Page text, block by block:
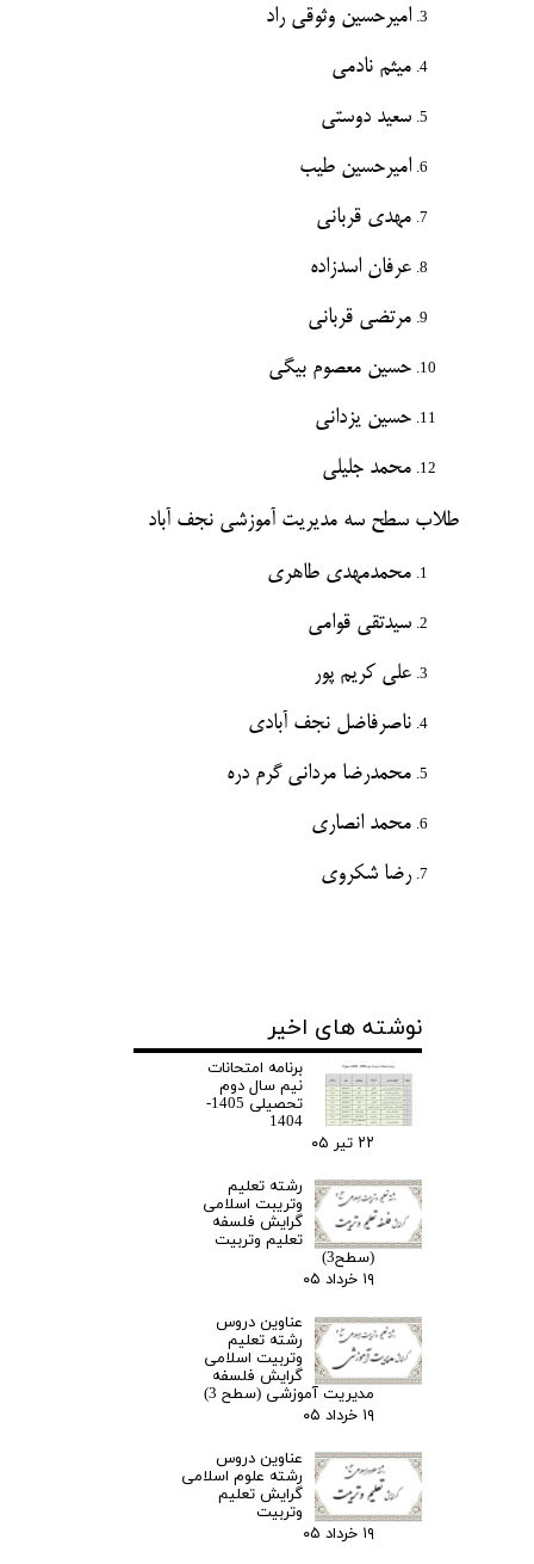
امیرحسین وثوقی راد
میثم نادمی
سعید دوستی
امیرحسین طیب
مهدی قربانی
عرفان اسدزاده
مرتضی قربانی
حسین معصوم بیگی
حسین یزدانی
محمد جلیلی
طلاب سطح سه مدیریت آموزشی نجف آباد
محمدمهدی طاهری
سیدتقی قوامی
علی کریم پور
ناصرفاضل نجف آبادی
محمدرضا مردانی گرم دره
محمد انصاری
رضا شکروی
نوشته های اخیر
برنامه امتحانات
نیم سال دوم
تحصیلی 1405-
1404
۲۲ تیر ۰۵
رشته تعلیم
وتریبت اسلامی
گرایش فلسفه
تعلیم وتربیت
(سطح3)
۱۹ خرداد ۰۵
عناوین دروس
رشته تعلیم
وتربیت اسلامی
گرایش فلسفه
مدیریت آموزشی (سطح 3)
۱۹ خرداد ۰۵
عناوین دروس
رشته علوم اسلامی
گرایش تعلیم
وتربیت
۱۹ خرداد ۰۵